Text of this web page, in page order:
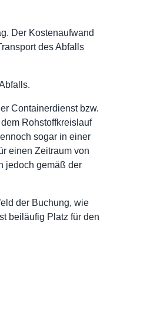
Der Kostenaufwand
des Abfalls
Containerdienst bzw.
Rohstoffkreislauf
sogar in einer
einen Zeitraum von
jedoch gemäß der
der Buchung, wie
beiläufig Platz für den